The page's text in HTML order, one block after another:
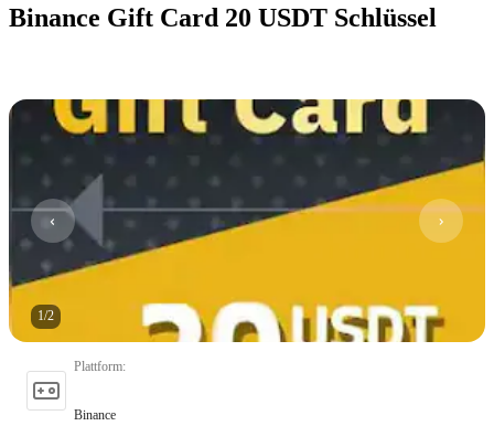
Binance Gift Card 20 USDT Schlüssel
1/2
Plattform:
Binance